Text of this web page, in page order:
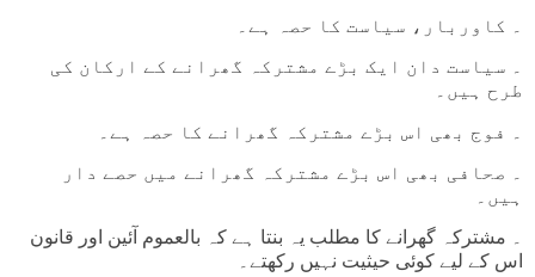
۔ کاوربار، سیاست کا حصہ ہے۔
۔ سیاست دان ایک بڑے مشترکہ گھرانے کے ارکان کی
طرح ہیں۔
۔ فوج بھی اس بڑے مشترکہ گھرانے کا حصہ ہے۔
۔ صحافی بھی اس بڑے مشترکہ گھرانے میں حصے دار
ہیں۔
۔ مشترکہ گھرانے کا مطلب یہ بنتا ہے کہ بالعموم آئین اور قانون
اس کے لیے کوئی حیثیت نہیں رکھتے۔